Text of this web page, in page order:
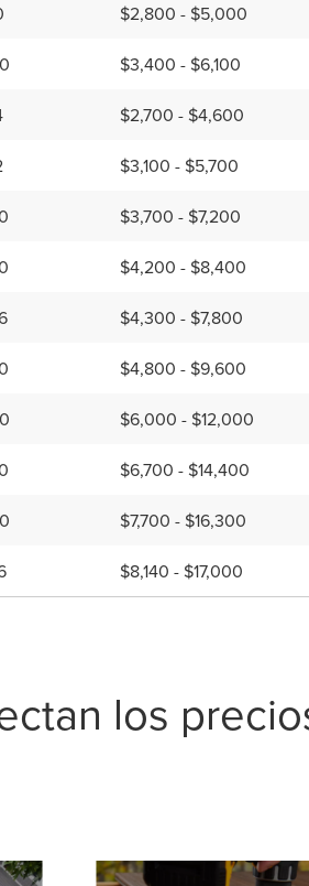
$2,800 - $5,000
$3,400 - $6,100
$2,700 - $4,600
$3,100 - $5,700
$3,700 - $7,200
$4,200 - $8,400
$4,300 - $7,800
$4,800 - $9,600
$6,000 - $12,000
$6,700 - $14,400
$7,700 - $16,300
$8,140 - $17,000
los